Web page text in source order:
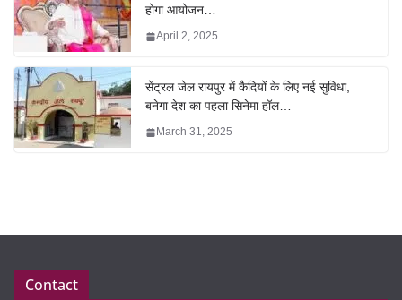
होगा आयोजन…
April 2, 2025
सेंट्रल जेल रायपुर में कैदियों के लिए नई सुविधा,
बनेगा देश का पहला सिनेमा हॉल…
March 31, 2025
Contact